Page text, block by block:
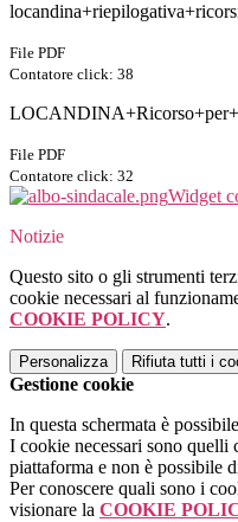
File PDF
Contatore click: 38
File PDF
Contatore click: 32
Widget
Notizie
Questo sito o gli strumenti
cookie necessari al
COOKIE POLICY.
Personalizza Rifiuta tutti i
Gestione cookie
In questa schermata è
I cookie necessari sono quelli
piattaforma e non è possibile
Per conoscere quali sono i
visionare la COOKIE